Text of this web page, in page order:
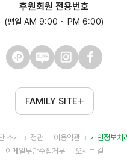
후원회원 전용번호
(평일 AM 9:00 ~ PM 6:00)
FAMILY SITE
소개 정관 이용약관
개인정보처
이메일무단수집거부
오시는 길